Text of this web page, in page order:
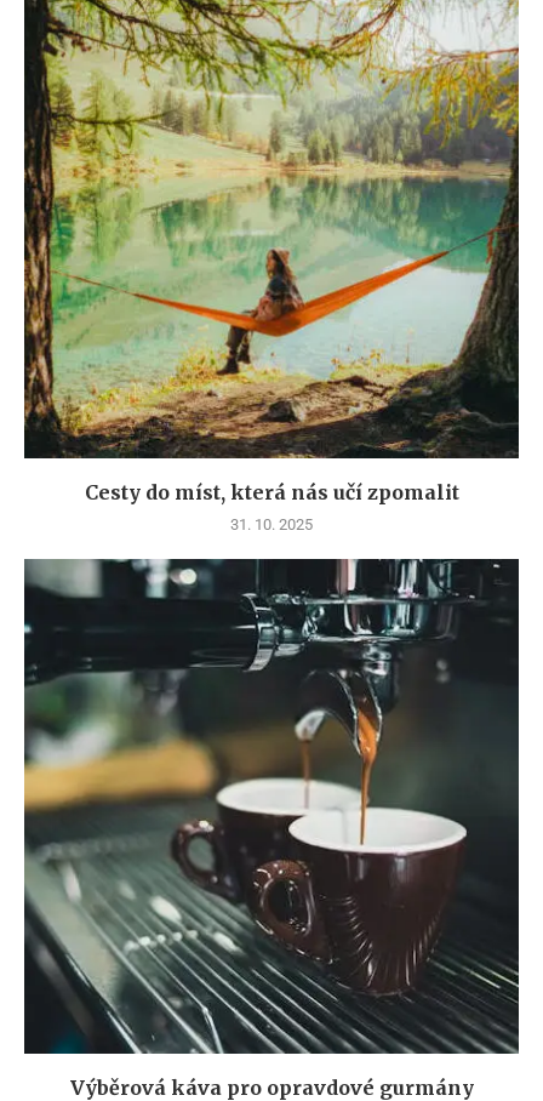
Cesty do míst, která nás učí zpomalit
31. 10. 2025
Výběrová káva pro opravdové gurmány